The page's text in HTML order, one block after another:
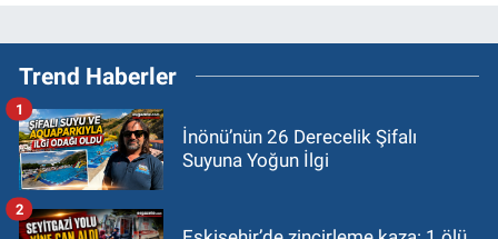
Trend Haberler
İnönü’nün 26 Derecelik Şifalı
Suyuna Yoğun İlgi
1
2